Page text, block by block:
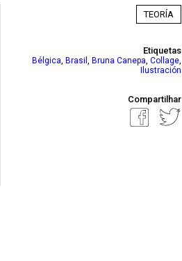
TEORÍA
Etiquetas
Bélgica, Brasil , Bruna Canepa, Collage,
Ilustración
Compartilhar